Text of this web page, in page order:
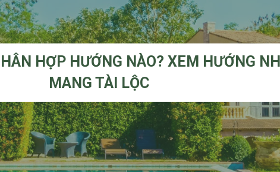
HỢP HƯỚNG NÀO? XEM HƯỚNG
MANG TÀI LỘC